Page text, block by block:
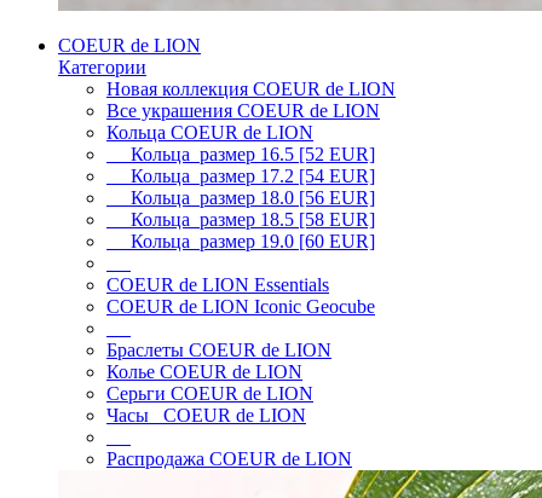
COEUR de LION
Категории
Новая коллекция COEUR de LION
Все украшения COEUR de LION
Кольца COEUR de LION
Кольца размер 16.5 [52 EUR]
Кольца размер 17.2 [54 EUR]
Кольца размер 18.0 [56 EUR]
Кольца размер 18.5 [58 EUR]
Кольца размер 19.0 [60 EUR]
COEUR de LION Essentials
COEUR de LION Iconic Geocube
Браслеты COEUR de LION
Колье COEUR de LION
Серьги COEUR de LION
Часы COEUR de LION
Распродажа COEUR de LION